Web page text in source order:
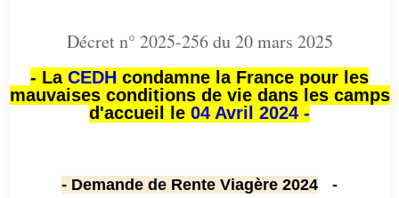
Décret n° 2025-256 du 20 mars 2025
- La CEDH condamne la France pour les
mauvaises conditions de vie dans les camps
d'accueil le 04 Avril 2024 -
- Demande de Rente Viagère 2024 -